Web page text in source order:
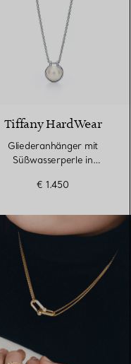
Tiffany HardWear
Gliederanhänger mit
Süßwasserperle in
€ 1.450